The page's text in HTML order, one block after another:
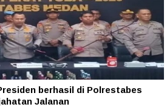
berhasil di Polrestabes
Jalanan